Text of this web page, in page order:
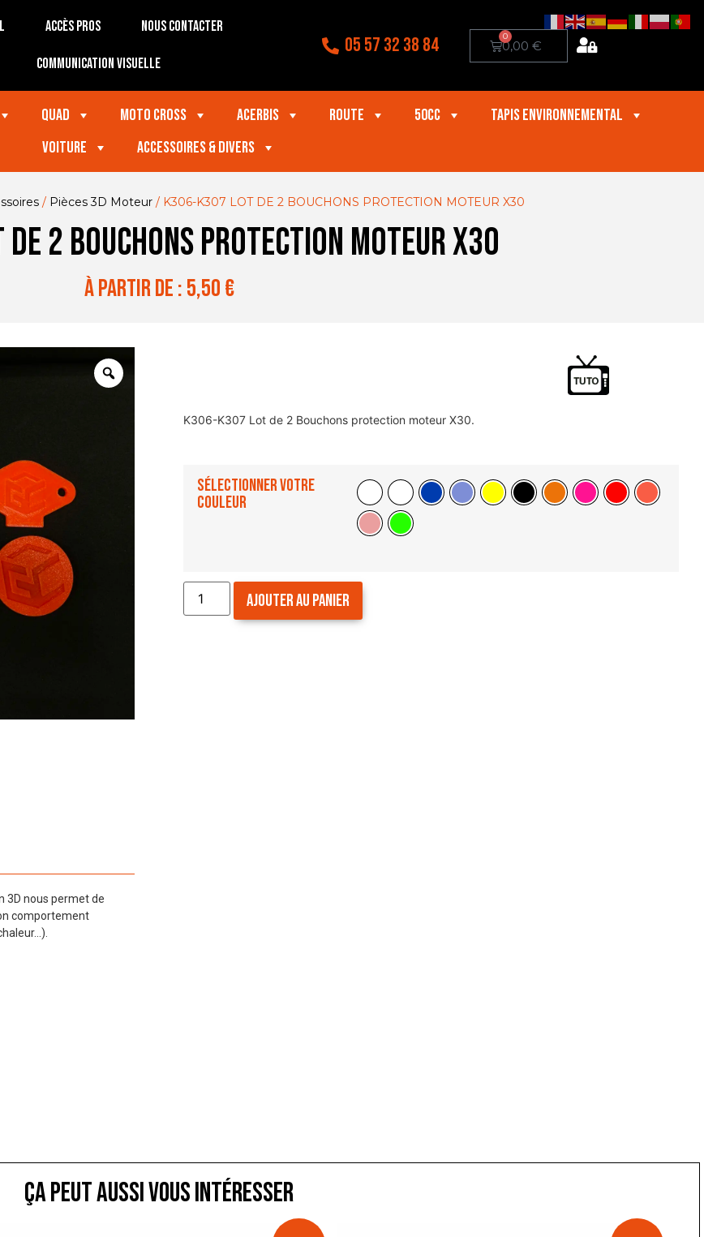
Accès Pros Nous contacter
Communication visuelle
05 57 32 38 84 0,00 €
0
Quad Moto Cross Acerbis Route 50cc
Tapis Environnemental
VOITURE
Accessoires & divers
/ Pièces 3D Moteur / K306-K307 LOT DE 2 BOUCHONS PROTECTION MOTEUR X30
2 BOUCHONS PROTECTION MOTEUR X30
à partir de :5,50€
3D nous permet de
comportement
K306-K307 Lot de 2 Bouchons protection moteur X30.
Sélectionner votre
couleur
Ajouter au panier
ça peut aussi vous intéresser